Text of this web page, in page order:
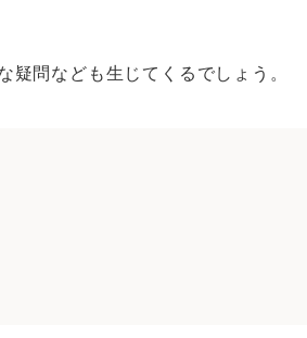
たいとき
たいとき
たいとき
たいとき
たいとき
疑問なども生じてくるでしょう。